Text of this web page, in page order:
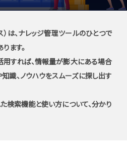
は、ナレッジ管理ツールのひとつで
ます。
すれば、情報量が膨大にある場合
識、ノウハウをスムーズに探し出す
検索機能と使い方について、分かり